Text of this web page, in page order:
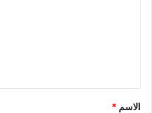
*
الاسم *